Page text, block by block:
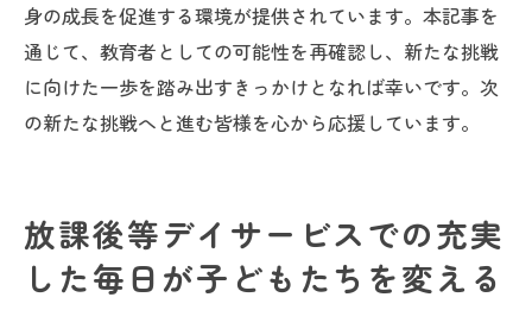
身の成長を促進する環境が提供されています。本記事を
通じて、教育者としての可能性を再確認し、新たな挑戦
に向けた一歩を踏み出すきっかけとなれば幸いです。次
の新たな挑戦へと進む皆様を心から応援しています。
放課後等デイサービスでの充実
した毎日が子どもたちを変える